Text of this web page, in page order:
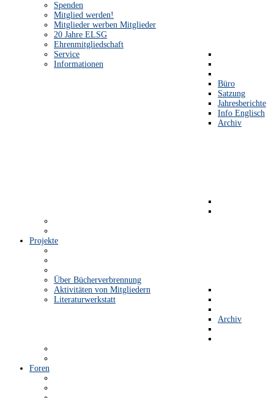
Spenden
Mitglied werden!
Mitglieder werben Mitglieder
20 Jahre ELSG
Ehrenmitgliedschaft
Service
Informationen
Büro
Satzung
Jahresberichte
Info Englisch
Archiv
Projekte
Über Bücherverbrennung
Aktivitäten von Mitgliedern
Literaturwerkstatt
Archiv
Foren